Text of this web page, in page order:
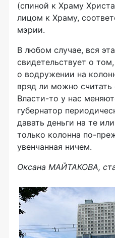
(спиной к Храму
лицом к Храму,
мэрии.
В любом случае, вся
свидетельствует о
о водружении на
вряд ли можно считать
Власти-то у нас
губернатор
давать деньги на те
только колонна по-
увенчанная ничем.
Оксана МАЙТАКОВА,